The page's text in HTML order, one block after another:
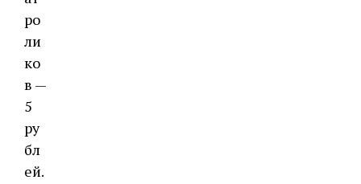
ро
ли
ко
в —
5
ру
бл
ей.